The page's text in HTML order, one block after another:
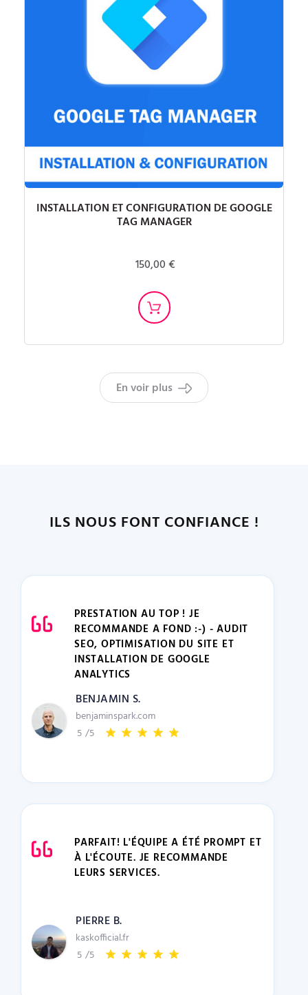
INSTALLATION ET CONFIGURATION DE GOOGLE
TAG MANAGER
150,00 €
En voir plus
ILS NOUS FONT CONFIANCE !
PRESTATION AU TOP ! JE
RECOMMANDE A FOND :-) - AUDIT
SEO, OPTIMISATION DU SITE ET
INSTALLATION DE GOOGLE
ANALYTICS
BENJAMIN S.
benjaminspark.com
5 /5
PARFAIT! L'ÉQUIPE A ÉTÉ PROMPT ET
À L'ÉCOUTE. JE RECOMMANDE
LEURS SERVICES.
PIERRE B.
kaskofficial.fr
5 /5